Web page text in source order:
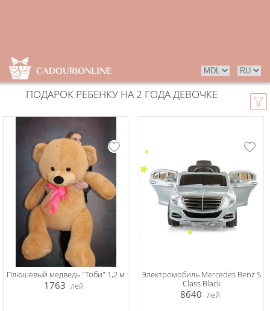
ПОДАРОК РЕБЕНКУ НА 2 ГОДА ДЕВОЧКЕ
Плюшевый медведь "Тоби" 1,2 м
1763 лей
Электромобиль Mercedes Benz S
Class Black
8640 лей